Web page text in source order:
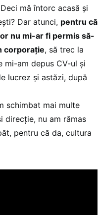
Deci mă întorc acasă și
Dar atunci, pentru că
nu mi-ar fi permis să-
corporație, să trec la
mi-am depus CV-ul și
lucrez și astăzi, după
schimbat mai multe
direcție, nu am rămas
pentru că da, cultura